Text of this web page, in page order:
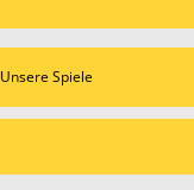
Unsere Spiele